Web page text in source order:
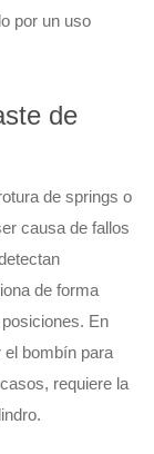
por un uso
de
de springs o
causa de fallos
de forma
En
bombín para
requiere la